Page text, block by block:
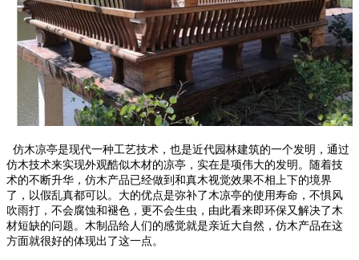
仿木凉亭是现代一种工艺技术，也是近代园林建筑的一个发明，通过
仿木技术来实现外观酷似木材的凉亭，实在是项伟大的发明。随着技
术的不断升华，仿木产品已经做到和真木视觉效果不相上下的境界
了，以假乱真都可以。大的优点是弥补了木凉亭的使用寿命，不惧风
吹雨打，不会腐蚀和褪色，更不会生虫，由此看来即环保又解决了木
材短缺的问题。木制品给人们的感觉就是亲近大自然，仿木产品在这
方面就很好的体现出了这一点。